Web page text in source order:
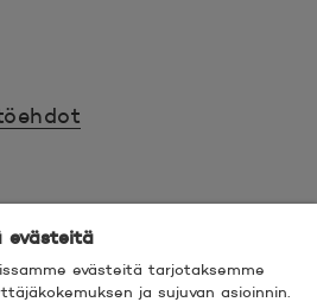
evästeitä
evästeitä tarjotaksemme
ja sujuvan asioinnin.